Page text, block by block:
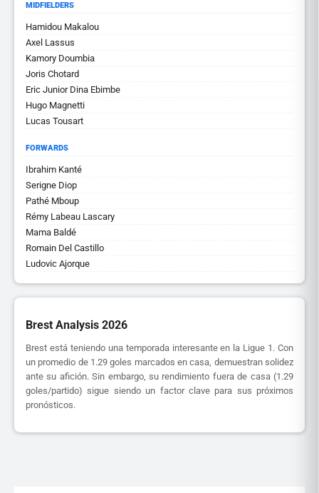
MIDFIELDERS
Hamidou Makalou
Axel Lassus
Kamory Doumbia
Joris Chotard
Eric Junior Dina Ebimbe
Hugo Magnetti
Lucas Tousart
FORWARDS
Ibrahim Kanté
Serigne Diop
Pathé Mboup
Rémy Labeau Lascary
Mama Baldé
Romain Del Castillo
Ludovic Ajorque
Brest Analysis 2026
Brest está teniendo una temporada interesante en la Ligue 1. Con
un promedio de 1.29 goles marcados en casa, demuestran solidez
ante su afición. Sin embargo, su rendimiento fuera de casa (1.29
goles/partido) sigue siendo un factor clave para sus próximos
pronósticos.